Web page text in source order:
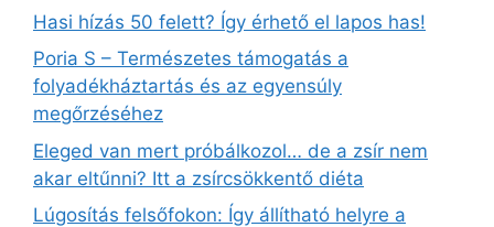
Hasi hízás 50 felett? Így érhető el lapos has!
Poria S – Természetes támogatás a
folyadékháztartás és az egyensúly
megőrzéséhez
Eleged van mert próbálkozol… de a zsír nem
akar eltűnni? Itt a zsírcsökkentő diéta
Lúgosítás felsőfokon: Így állítható helyre a